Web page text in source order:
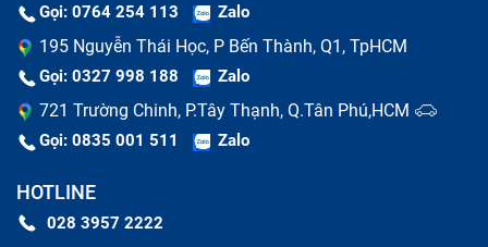
Do đã tới tuổi thọ của máy tính bảng nên hoạt động
kém phần linh hoạt hơn.
Do bạn thường xuyên sử dụng máy tính bảng ở
khiến các linh kiện bị chạm mạch.
Máy tính bảng ảnh hưởng từ các tác động mạnh từ
Sử dụng máy không đúng cách, vừa sạc vừa sử
dụng máy khiến nhiệt độ trong máy tăng cao, khiến
Gọi: 0764 254 113 Zalo
195 Nguyễn Thái Học, P Bến Thành, Q1, TpHCM
Gọi: 0327 998 188 Zalo
721 Trường Chinh, P.Tây Thạnh, Q.Tân Phú,HCM
Gọi: 0835 001 511 Zalo
HOTLINE
028 3957 2222